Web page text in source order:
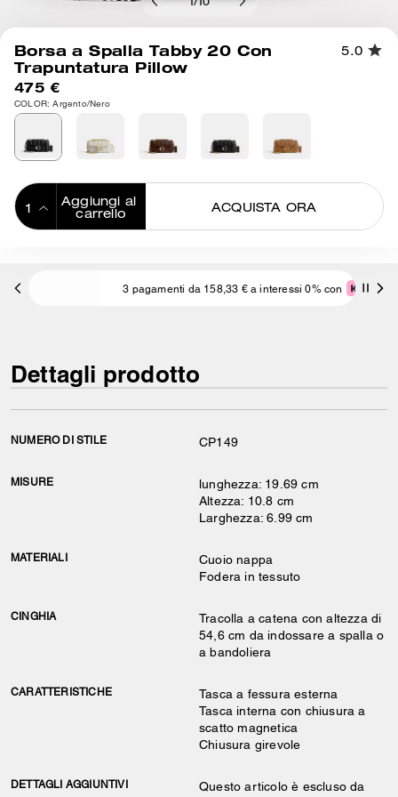
/ 10
Borsa a Spalla Tabby 20 Con
Trapuntatura Pillow
5.0
475 €
COLOR: Argento/Nero
Aggiungi al
carrello
ACQUISTA ORA
3 pagamenti da 158,33 € a interessi 0% con
Dettagli prodotto
NUMERO DI STILE CP149
MISURE
lunghezza: 19.69 cm
Altezza: 10.8 cm
Larghezza: 6.99 cm
MATERIALI
Cuoio nappa
Fodera in tessuto
CINGHIA
Tracolla a catena con altezza di
54,6 cm da indossare a spalla o
a bandoliera
CARATTERISTICHE
Tasca a fessura esterna
Tasca interna con chiusura a
scatto magnetica
Chiusura girevole
DETTAGLI AGGIUNTIVI
Questo articolo è escluso da